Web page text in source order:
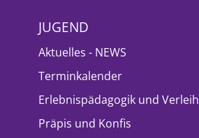
JUGEND
Aktuelles - NEWS
Terminkalender
Erlebnispädagogik und Verleih
Präpis und Konfis